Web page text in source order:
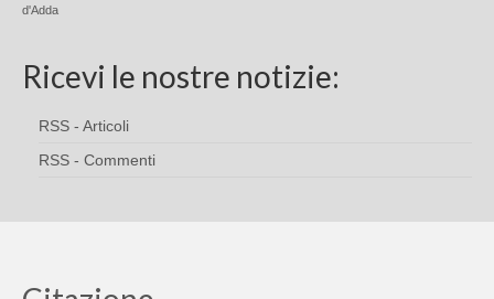
d'Adda
Ricevi le nostre notizie:
RSS - Articoli
RSS - Commenti